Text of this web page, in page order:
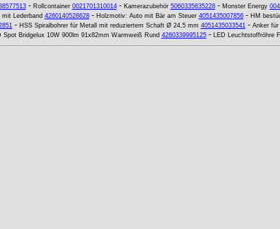
- Rollcontainer 0021701310014- Kamerazubehör 5060335635228- Monster Energy
Lederband 4260140528628- Holzmotiv: Auto mit Bär am Steuer 4051435007856- HM
- HSS Spiralbohrer für Metall mit reduziertem Schaft Ø 24,5 mm 4051435033541- Anker für
Spot Bridgelux 10W 900lm 91x82mm Warmweiß Rund 4260339995125- LED Leuchtstoffröhre